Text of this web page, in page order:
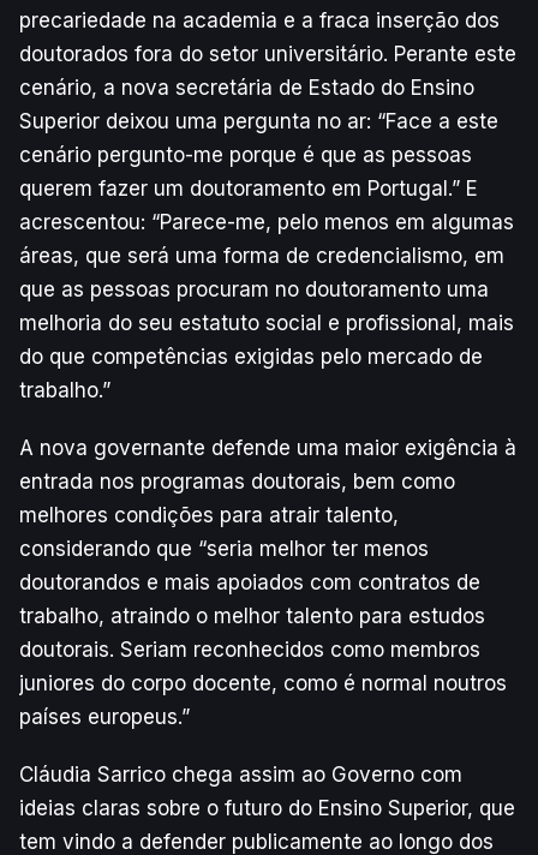
precariedade na academia e a fraca inserção dos
doutorados fora do setor universitário. Perante este
cenário, a nova secretária de Estado do Ensino
Superior deixou uma pergunta no ar: “Face a este
cenário pergunto-me porque é que as pessoas
querem fazer um doutoramento em Portugal.” E
acrescentou: “Parece-me, pelo menos em algumas
áreas, que será uma forma de credencialismo, em
que as pessoas procuram no doutoramento uma
melhoria do seu estatuto social e profissional, mais
do que competências exigidas pelo mercado de
trabalho.”
A nova governante defende uma maior exigência à
entrada nos programas doutorais, bem como
melhores condições para atrair talento,
considerando que “seria melhor ter menos
doutorandos e mais apoiados com contratos de
trabalho, atraindo o melhor talento para estudos
doutorais. Seriam reconhecidos como membros
juniores do corpo docente, como é normal noutros
países europeus.”
Cláudia Sarrico chega assim ao Governo com
ideias claras sobre o futuro do Ensino Superior, que
tem vindo a defender publicamente ao longo dos